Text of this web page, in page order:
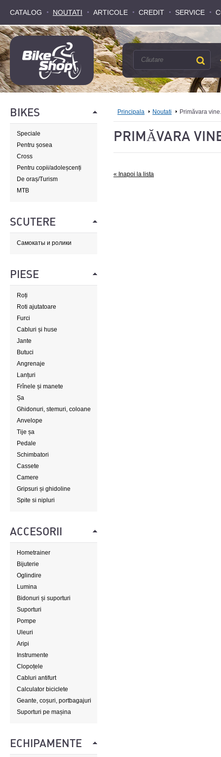
CATALOG NOUTATI ARTICOLE CREDIT SERVICE
CATALOG NOUTATI ARTICOLE CREDIT SERVICE
BIKES
Speciale
Pentru șosea
Cross
Pentru copii/adoleșcenți
De oraș/Turism
MTB
SCUTERE
Самокаты и ролики
PIESE
Roți
Roti ajutatoare
Furci
Cabluri și huse
Jante
Butuci
Angrenaje
Lanțuri
Frînele și manete
Șa
Ghidonuri, stemuri, coloane
de direcție
Anvelope
Tije șa
Pedale
Schimbatori
Cassete
Camere
Gripsuri și ghidoline
Spite si nipluri
ACCESORII
Hometrainer
Bijuterie
Oglindire
Lumina
Bidonuri și suporturi
Suporturi
Pompe
Uleuri
Aripi
Instrumente
Clopoțele
Cabluri antifurt
Calculator biciclete
Geante, coșuri, portbagajuri
Suporturi pe mașina
ECHIPAMENTE
Principala Noutati Primăvara
PRIMĂVARA
« Inapoi la lista